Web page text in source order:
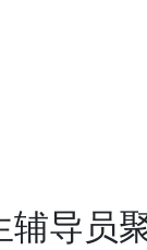
导员